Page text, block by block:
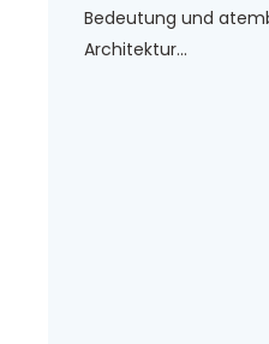
Bedeutung und
Architektur...